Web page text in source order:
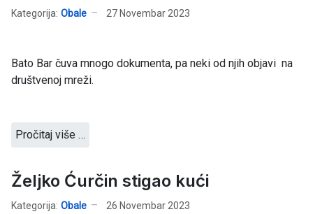
Kategorija: Obale 27 Novembar 2023
Bato Bar čuva mnogo dokumenta, pa neki od njih objavi na
društvenoj mreži.
Pročitaj više …
Željko Ćurčin stigao kući
Kategorija: Obale 26 Novembar 2023